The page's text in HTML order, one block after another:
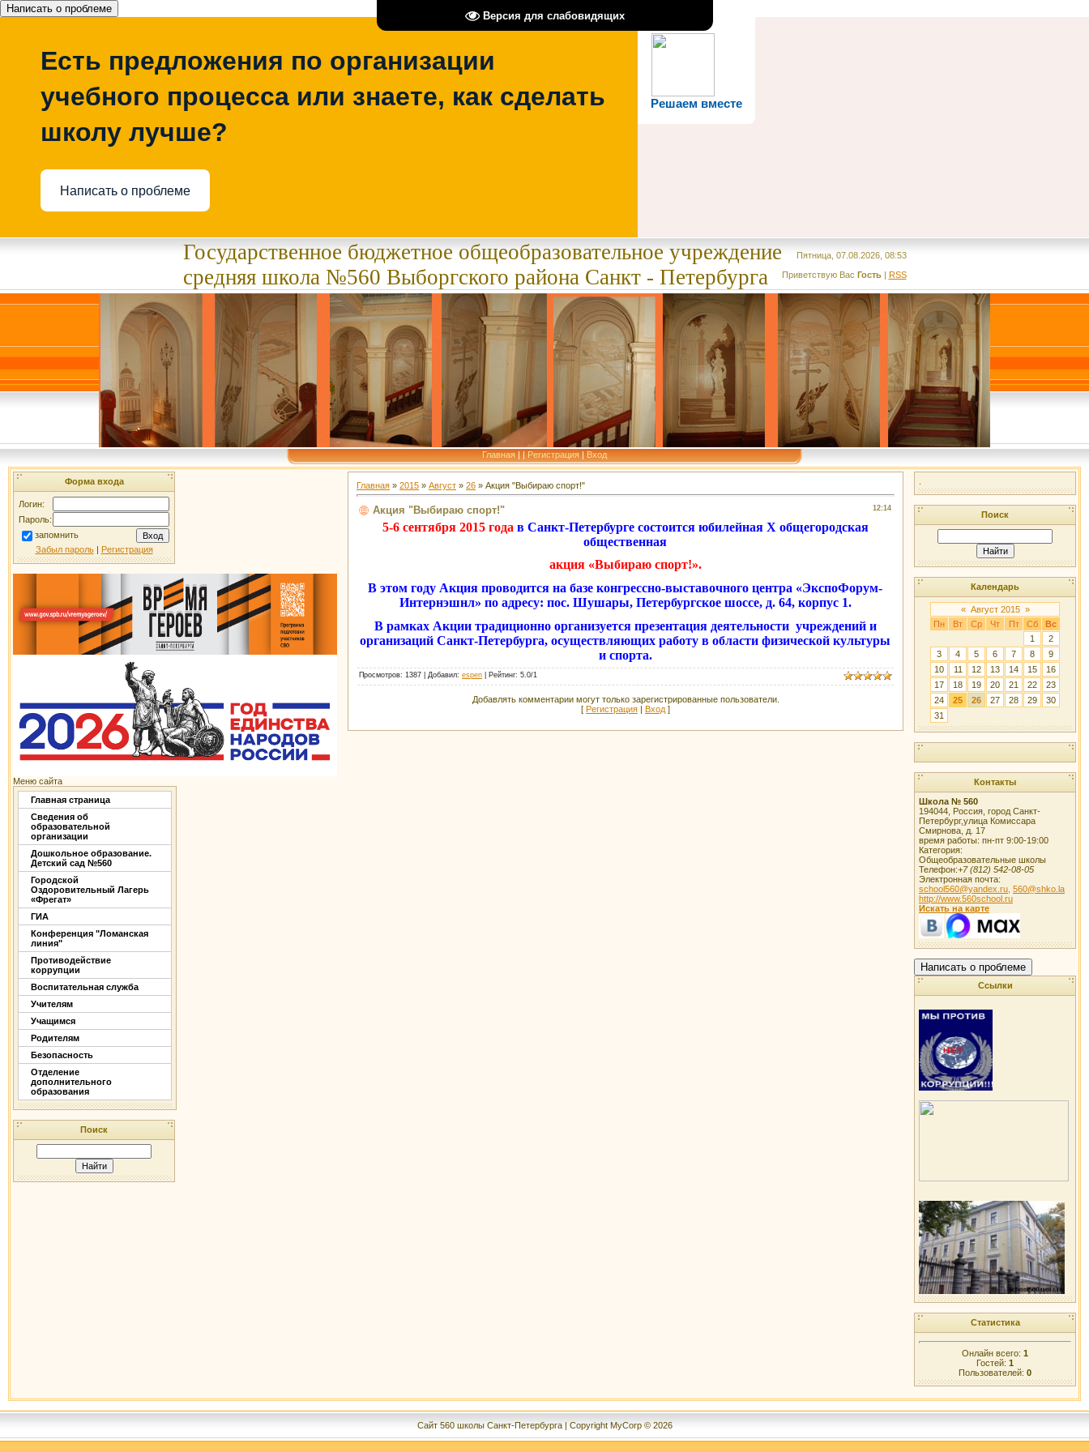
Версия для слабовидящих
Написать о проблеме
Решаем вместе
Есть предложения по организации
учебного процесса или знаете, как сделать
школу лучше?
Написать о проблеме
Государственное бюджетное общеобразовательное учреждение
средняя школа №560 Выборгского района Санкт - Петербурга
Пятница, 07.08.2026, 08:53
Приветствую Вас Гость| RSS
Главная | | Регистрация | Вход
Форма входа
Логин:
Пароль:
запомнить
Забыл пароль| Регистрация
Меню сайта
Главная страница
Сведения об
образовательной
организации
Дошкольное образование.
Детский сад №560
Городской
Оздоровительный Лагерь
«Фрегат»
ГИА
Конференция "Ломанская
линия"
Противодействие
коррупции
Воспитательная служба
Учителям
Учащимся
Родителям
Безопасность
Отделение
дополнительного
образования
Поиск
Главная » 2015 » Август » 26 » Акция "Выбираю спорт!"
12:14
Акция "Выбираю спорт!"
5-6 сентября 2015 года в Санкт-Петербурге состоится юбилейная X общегородская
общественная
акция «Выбираю спорт!».
В этом году Акция проводится на базе конгрессно-выставочного центра «ЭкспоФорум-
Интернэшнл» по адресу: пос. Шушары, Петербургское шоссе, д. 64, корпус 1.
В рамках Акции традиционно организуется презентация деятельности учреждений и
организаций Санкт-Петербурга, осуществляющих работу в области физической культуры
и спорта.
Просмотров: 1387 | Добавил: espen Рейтинг: 5.0/1
Добавлять комментарии могут только зарегистрированные пользователи.
[ Регистрация | Вход ]
Поиск
Календарь
« Август 2015 »
Пн
Вт Ср Чт Пт Сб
Вс
1
2
3
4 5 6 7 8
9
10
11 12 13 14 15
16
17
18 19 20 21 22
23
24
25 26 27 28 29
30
31
Контакты
Школа № 560
194044 Россия город Санкт-
Петербург,улица Комиссара
Смирнова, д. 17
время работы: пн-пт 9:00-19:00
Категория:
Общеобразовательные школы
Телефон:+7 (812) 542-08-05
Электронная почта:
school560@yandex.ru, 560@shko.la
http://www.560school.ru
Искать на карте
Написать о проблеме
Ссылки
Статистика
Онлайн всего: 1
Гостей: 1
Пользователей: 0
Сайт 560 школы Санкт-Петербурга | Copyright MyCorp © 2026